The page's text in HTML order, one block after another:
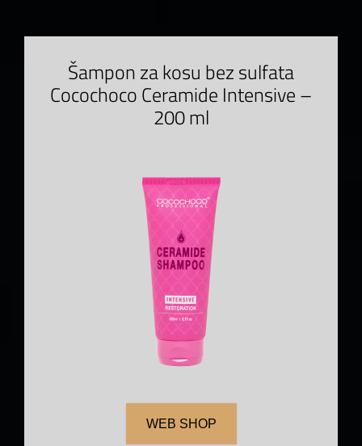
Šampon za kosu bez sulfata
Cocochoco Ceramide Intensive –
200 ml
WEB SHOP